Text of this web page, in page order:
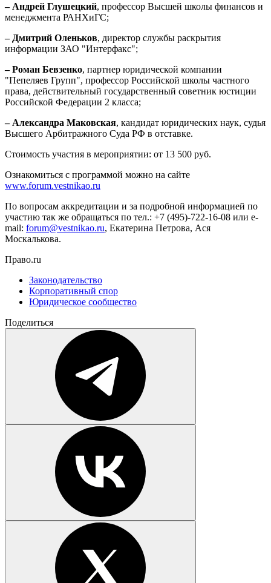
– Андрей Глушецкий, профессор Высшей школы финансов и
менеджмента РАНХиГС;
– Дмитрий Оленьков, директор службы раскрытия
информации ЗАО "Интерфакс";
– Роман Бевзенко, партнер юридической компании
"Пепеляев Групп", профессор Российской школы частного
права, действительный государственный советник юстиции
Российской Федерации 2 класса;
– Александра Маковская, кандидат юридических наук, судья
Высшего Арбитражного Суда РФ в отставке.
Стоимость участия в мероприятии: от 13 500 руб.
Ознакомиться с программой можно на сайте
www.forum.vestnikao.ru
По вопросам аккредитации и за подробной информацией по
участию так же обращаться по тел.: +7 (495)-722-16-08 или e-
mail: forum@vestnikao.ru, Екатерина Петрова, Ася
Москалькова.
Право.ru
Законодательство
Корпоративный спор
Юридическое сообщество
Поделиться